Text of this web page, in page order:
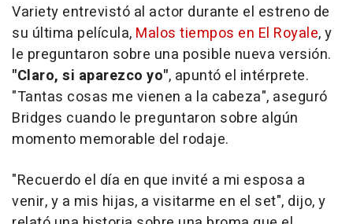
Variety entrevistó al actor durante el estreno de
su última película, Malos tiempos en El Royale, y
le preguntaron sobre una posible nueva versión.
"Claro, si aparezco yo", apuntó el intérprete.
"Tantas cosas me vienen a la cabeza", aseguró
Bridges cuando le preguntaron sobre algún
momento memorable del rodaje.
"Recuerdo el día en que invité a mi esposa a
venir, y a mis hijas, a visitarme en el set", dijo, y